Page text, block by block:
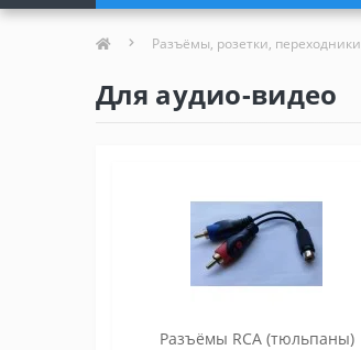
Разъёмы, розетки, переходники
Для аудио-видео
Разъёмы RCA (тюльпаны)